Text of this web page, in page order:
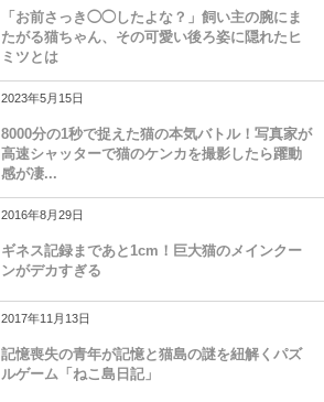
「お前さっき◯◯したよな？」飼い主の腕にま
たがる猫ちゃん、その可愛い後ろ姿に隠れたヒ
ミツとは
2023年5月15日
8000分の1秒で捉えた猫の本気バトル！写真家が
高速シャッターで猫のケンカを撮影したら躍動
感が凄...
2016年8月29日
ギネス記録まであと1cm！巨大猫のメインクー
ンがデカすぎる
2017年11月13日
記憶喪失の青年が記憶と猫島の謎を紐解くパズ
ルゲーム「ねこ島日記」